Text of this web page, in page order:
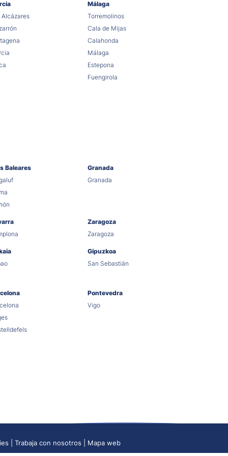
Alcázares
Málaga
Torremolinos
Cala de Mijas
Calahonda
Málaga
Estepona
Fuengirola
Baleares
Granada
Granada
Zaragoza
Zaragoza
Gipuzkoa
San Sebastián
Pontevedra
Vigo
Trabaja con nosotros Mapa web